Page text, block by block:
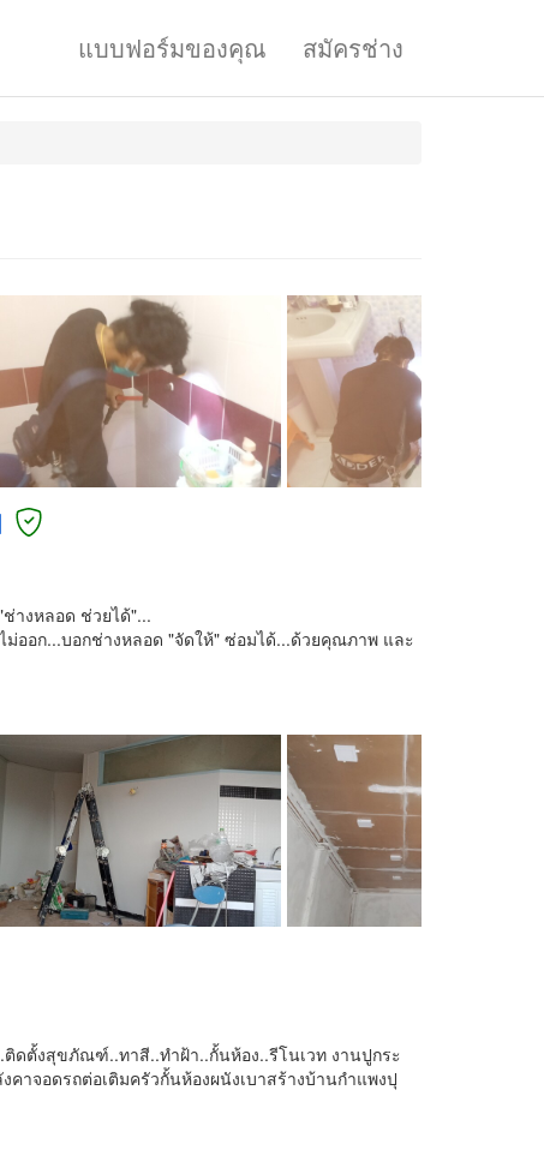
แบบฟอร์มของคุณ สมัครช่าง
างหลอด ช่วยได้"...
ออก...บอกช่างหลอด "จัดให้" ซ่อมได้...ด้วยคุณภาพ และ
ดตั้งสุขภัณฑ์..ทาสี..ทำฝ้า..กั้นห้อง..รีโนเวท งานปูกระ
คาจอดรถต่อเติมครัวกั้นห้องผนังเบาสร้างบ้านกำแพงปุ